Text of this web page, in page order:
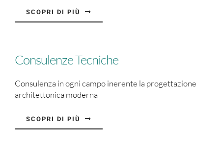
SCOPRI DI PIÙ
Consulenze Tecniche
Consulenza in ogni campo inerente la progettazione
architettonica moderna
SCOPRI DI PIÙ